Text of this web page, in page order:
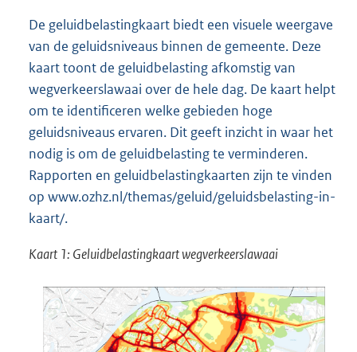
De geluidbelastingkaart biedt een visuele weergave
van de geluidsniveaus binnen de gemeente. Deze
kaart toont de geluidbelasting afkomstig van
wegverkeerslawaai over de hele dag. De kaart helpt
om te identificeren welke gebieden hoge
geluidsniveaus ervaren. Dit geeft inzicht in waar het
nodig is om de geluidbelasting te verminderen.
Rapporten en geluidbelastingkaarten zijn te vinden
op www.ozhz.nl/themas/geluid/geluidsbelasting-in-
kaart/.
Kaart 1: Geluidbelastingkaart wegverkeerslawaai